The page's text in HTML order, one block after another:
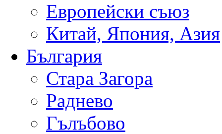
Европейски съюз
Китай, Япония, Азия
България
Стара Загора
Раднево
Гълъбово